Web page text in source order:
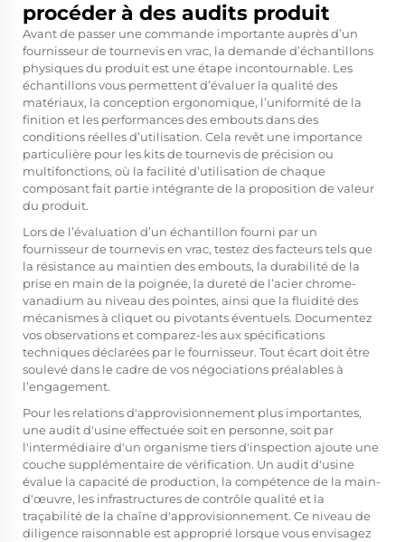
procéder à des audits produit
Avant de passer une commande importante auprès d’un
fournisseur de tournevis en vrac, la demande d’échantillons
physiques du produit est une étape incontournable. Les
échantillons vous permettent d’évaluer la qualité des
matériaux, la conception ergonomique, l’uniformité de la
finition et les performances des embouts dans des
conditions réelles d’utilisation. Cela revêt une importance
particulière pour les kits de tournevis de précision ou
multifonctions, où la facilité d’utilisation de chaque
composant fait partie intégrante de la proposition de valeur
du produit.
Lors de l’évaluation d’un échantillon fourni par un
fournisseur de tournevis en vrac, testez des facteurs tels que
la résistance au maintien des embouts, la durabilité de la
prise en main de la poignée, la dureté de l’acier chrome-
vanadium au niveau des pointes, ainsi que la fluidité des
mécanismes à cliquet ou pivotants éventuels. Documentez
vos observations et comparez-les aux spécifications
techniques déclarées par le fournisseur. Tout écart doit être
soulevé dans le cadre de vos négociations préalables à
l’engagement.
Pour les relations d'approvisionnement plus importantes,
une audit d'usine effectuée soit en personne, soit par
l'intermédiaire d'un organisme tiers d'inspection ajoute une
couche supplémentaire de vérification. Un audit d'usine
évalue la capacité de production, la compétence de la main-
d'œuvre, les infrastructures de contrôle qualité et la
traçabilité de la chaîne d'approvisionnement. Ce niveau de
diligence raisonnable est approprié lorsque vous envisagez